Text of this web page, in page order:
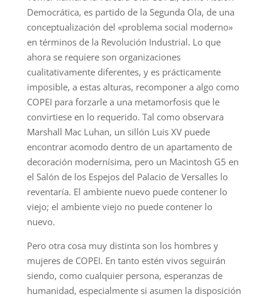
Democrática, es partido de la Segunda Ola, de una
conceptualización del «problema social moderno»
en términos de la Revolución Industrial. Lo que
ahora se requiere son organizaciones
cualitativamente diferentes, y es prácticamente
imposible, a estas alturas, recomponer a algo como
COPEI para forzarle a una metamorfosis que le
convirtiese en lo requerido. Tal como observara
Marshall Mac Luhan, un sillón Luis XV puede
encontrar acomodo dentro de un apartamento de
decoración modernísima, pero un Macintosh G5 en
el Salón de los Espejos del Palacio de Versalles lo
reventaría. El ambiente nuevo puede contener lo
viejo; el ambiente viejo no puede contener lo
nuevo.
Pero otra cosa muy distinta son los hombres y
mujeres de COPEI. En tanto estén vivos seguirán
siendo, como cualquier persona, esperanzas de
humanidad, especialmente si asumen la disposición